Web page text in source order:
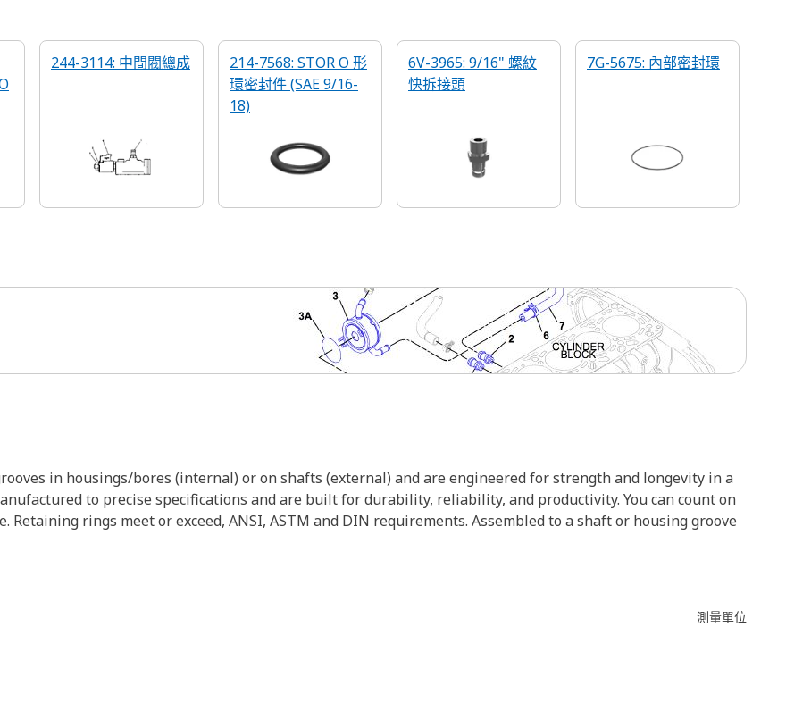
244-3114: 中間閥總成
214-7568: STOR O 形
環密封件 (SAE 9/16-
18)
6V-3965: 9/16" 螺紋
快拆接頭
7G-5675: 內部密封環
in housings/bores (internal) or on shafts (external) and are engineered for strength and longevity in a
to precise specifications and are built for durability, reliability, and productivity. You can count on
rings meet or exceed, ANSI, ASTM and DIN requirements. Assembled to a shaft or housing groove
測量單位